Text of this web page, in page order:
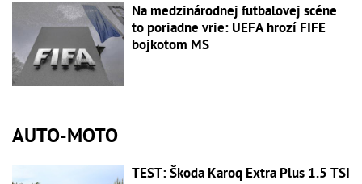
Na medzinárodnej futbalovej scéne
to poriadne vrie: UEFA hrozí FIFE
bojkotom MS
AUTO-MOTO
TEST: Škoda Karoq Extra Plus 1.5 TSI